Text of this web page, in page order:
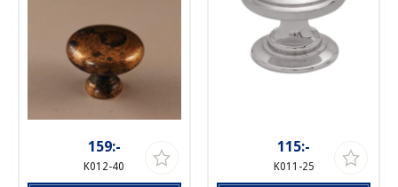
159:-
K012-40
115:-
K011-25